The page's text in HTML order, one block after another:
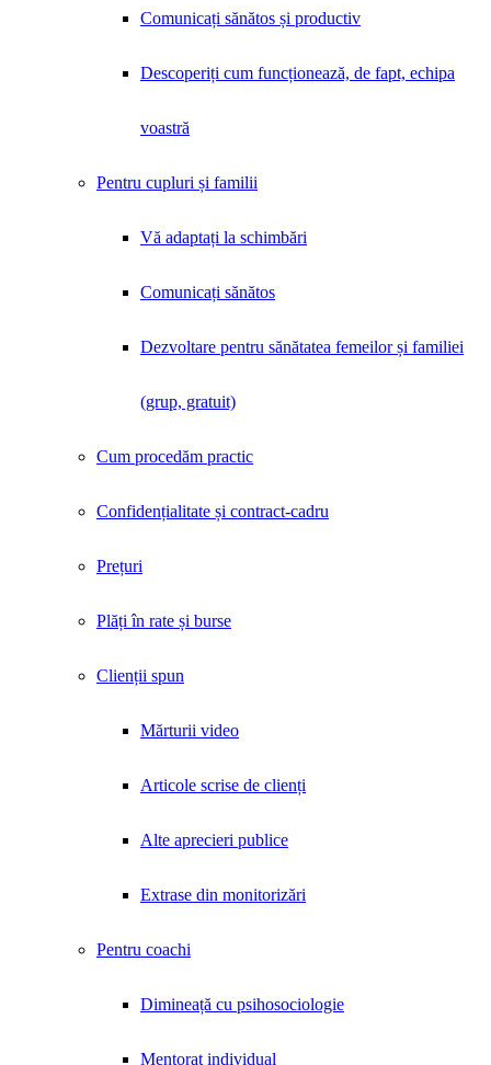
Comunicați sănătos și productiv
Descoperiți cum funcționează, de fapt, echipa
voastră
Pentru cupluri și familii
Vă adaptați la schimbări
Comunicați sănătos
Dezvoltare pentru sănătatea femeilor și familiei
(grup, gratuit)
Cum procedăm practic
Confidențialitate și contract-cadru
Prețuri
Plăți în rate și burse
Clienții spun
Mărturii video
Articole scrise de clienți
Alte aprecieri publice
Extrase din monitorizări
Pentru coachi
Dimineață cu psihosociologie
Mentorat individual